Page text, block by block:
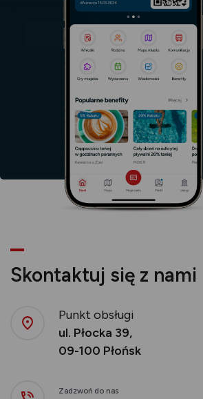
karcie
Skontaktuj się z nami
Punkt obsługi
ul. Płocka 39,
09-100 Płońsk
Zadzwoń do nas